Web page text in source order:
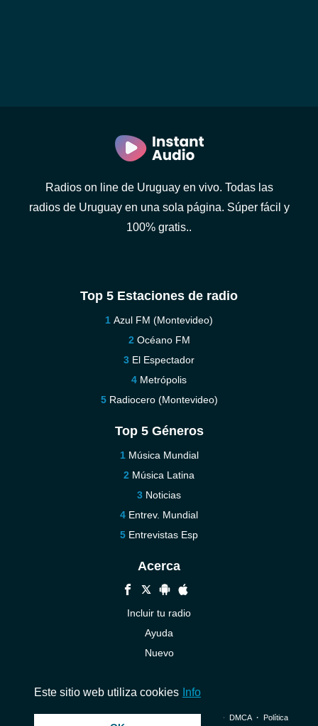
Radios on line de Uruguay en vivo. Todas las
radios de Uruguay en una sola página. Súper fácil y
100% gratis..
Top 5 Estaciones de radio
Azul FM (Montevideo)
Océano FM
El Espectador
Metrópolis
Radiocero (Montevideo)
Top 5 Géneros
Música Mundial
Música Latina
Noticias
Entrev. Mundial
Entrevistas Esp
Acerca
Incluir tu radio
Ayuda
Nuevo
© 2026 InstantAudio. Reservados todos los derechos. ・ DMCA・ Política
Este sitio web utiliza cookies Info